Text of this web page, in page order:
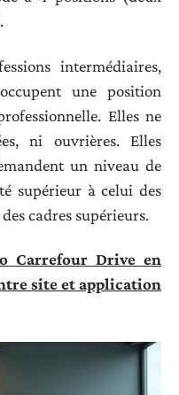
intermédiaires,
une position
Elles ne
ni ouvrières. Elles
un niveau de
supérieur à celui des
cadres supérieurs.
Carrefour Drive en
site et application